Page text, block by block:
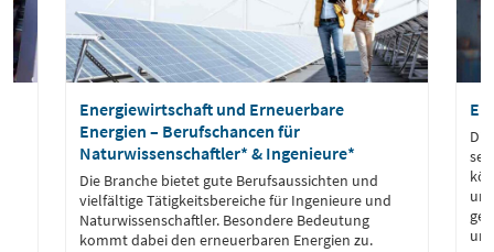
Energiewirtschaft und Erneuerbare
Energien – Berufschancen für
Naturwissenschaftler* & Ingenieure*
Die Branche bietet gute Berufsaussichten und
vielfältige Tätigkeitsbereiche für Ingenieure und
Naturwissenschaftler. Besondere Bedeutung
kommt dabei den erneuerbaren Energien zu.